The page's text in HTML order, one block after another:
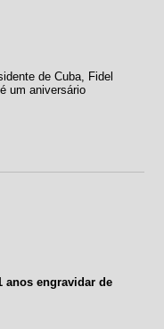
de Cuba, Fidel
um aniversário
anos engravidar de